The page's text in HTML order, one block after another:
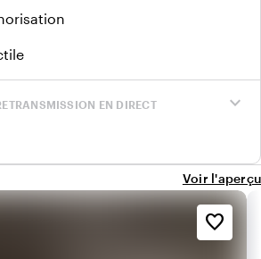
expand_more
EN DIRECT
Voir l'aperçu
favorite_border